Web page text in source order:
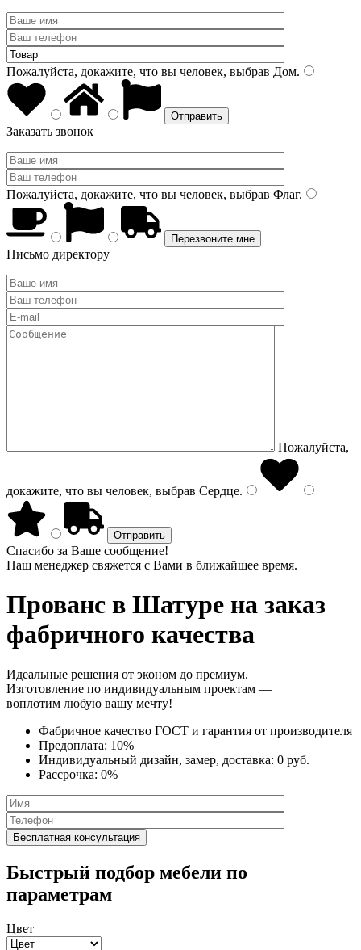
Пожалуйста, докажите, что вы человек, выбрав Дом.
Заказать звонок
Пожалуйста, докажите, что вы человек, выбрав Флаг.
Письмо директору
Пожалуйста,
докажите, что вы человек, выбрав Сердце.
Спасибо за Ваше сообщение!
Наш менеджер свяжется с Вами в ближайшее время.
Прованс в Шатуре на заказ
фабричного качества
Идеальные решения от эконом до премиум.
Изготовление по индивидуальным проектам —
воплотим любую вашу мечту!
Фабричное качество ГОСТ и гарантия от производителя
Предоплата: 10%
Индивидуальный дизайн, замер, доставка: 0 руб.
Рассрочка: 0%
Быстрый подбор мебели по
параметрам
Цвет